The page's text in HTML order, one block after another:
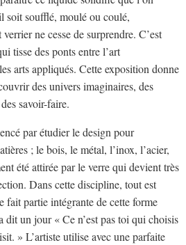
soit soufflé, moulé ou coulé,
ne cesse de surprendre. C’est
tisse des ponts entre l’art
arts appliqués. Cette exposition donne
des univers imaginaires, des
savoir-faire.
par étudier le design pour
; le bois, le métal, l’inox, l’acier,
été attirée par le verre qui devient très
Dans cette discipline, tout est
fait partie intégrante de cette forme
dit un jour « Ce n’est pas toi qui choisis
» L’artiste utilise avec une parfaite